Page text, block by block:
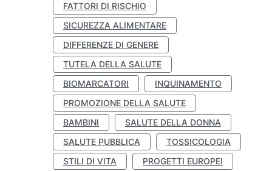
FATTORI DI RISCHIO
SICUREZZA ALIMENTARE
DIFFERENZE DI GENERE
TUTELA DELLA SALUTE
BIOMARCATORI
INQUINAMENTO
PROMOZIONE DELLA SALUTE
BAMBINI
SALUTE DELLA DONNA
SALUTE PUBBLICA
TOSSICOLOGIA
STILI DI VITA
PROGETTI EUROPEI